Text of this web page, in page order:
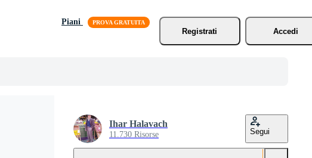
Piani
Registrati
Accedi
Ihar Halavach
11.730 Risorse Segui